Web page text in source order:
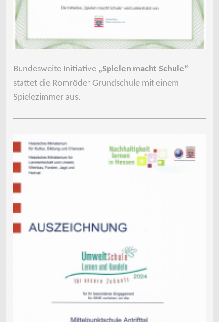
Bundesweite Initiative „Spielen macht Schule“
stattet die Romröder Grundschule mit einem
Spielezimmer aus.